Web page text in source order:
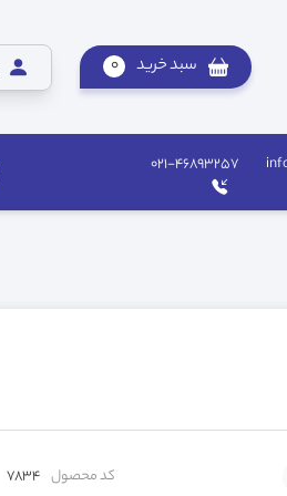
سبد خرید 0
021-46893257
کد محصول 7834